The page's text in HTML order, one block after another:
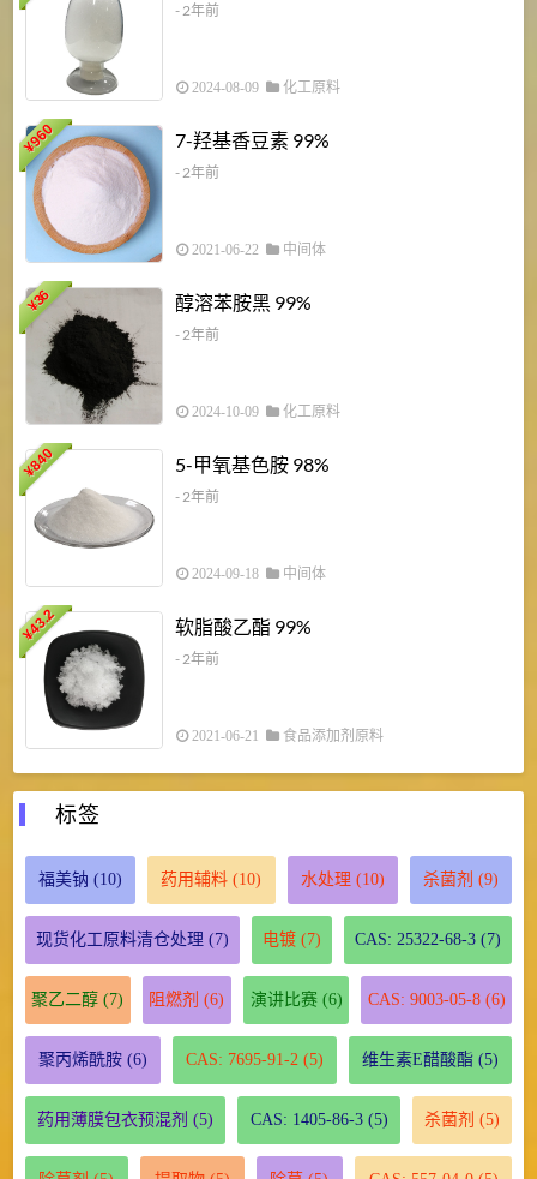
- 2年前
2024-08-09 化工原料
¥
960 7-羟基香豆素 99%
- 2年前
2021-06-22 中间体
¥
36 醇溶苯胺黑 99%
- 2年前
2024-10-09 化工原料
¥
840 5-甲氧基色胺 98%
- 2年前
2024-09-18 中间体
¥
43.2 软脂酸乙酯 99%
- 2年前
2021-06-21 食品添加剂原料
标签
福美钠 (10) 药用辅料 (10) 水处理 (10) 杀菌剂 (9)
现货化工原料清仓处理 (7) 电镀 (7) CAS: 25322-68-3 (7)
聚乙二醇 (7) 阻燃剂 (6) 演讲比赛(6) CAS: 9003-05-8(6)
聚丙烯酰胺(6) CAS: 7695-91-2 (5) 维生素E醋酸酯 (5)
药用薄膜包衣预混剂 (5) CAS: 1405-86-3(5) 杀菌剂 (5)